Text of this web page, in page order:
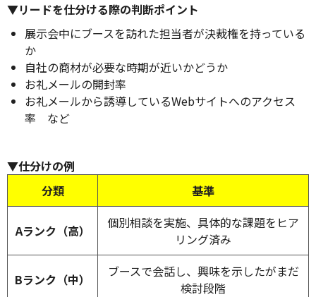
▼リードを仕分ける際の判断ポイント
展示会中にブースを訪れた担当者が決裁権を持っている
か
自社の商材が必要な時期が近いかどうか
お礼メールの開封率
お礼メールから誘導しているWebサイトへのアクセス
率 など
▼仕分けの例
分類
基準
Aランク（高）
個別相談を実施、具体的な課題をヒア
リング済み
Bランク（中）
ブースで会話し、興味を示したがまだ
検討段階